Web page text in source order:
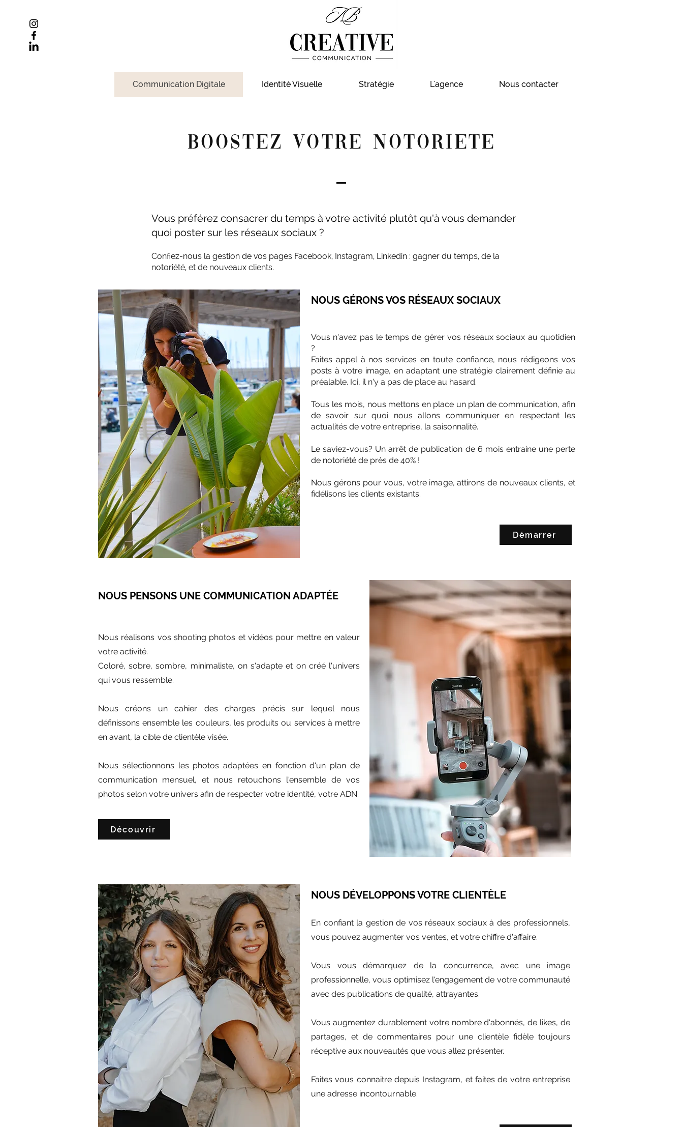
Communication Digitale Identité Visuelle Stratégie L'agence Nous contacter
BOOSTEZ VOTRE NOTORIETE
Vous préférez consacrer du temps à votre activité plutôt qu'à vous demander
quoi poster sur les réseaux sociaux ?
Confiez-nous la gestion de vos pages Facebook, Instagram, Linkedin : gagner du temps, de la
notoriété, et de nouveaux clients.
NOUS GÉRONS VOS RÉSEAUX SOCIAUX
Vous n'avez pas le temps de gérer vos réseaux sociaux au quotidien
?
Faites appel à nos services en toute confiance, nous rédigeons vos
posts à votre image, en adaptant une stratégie clairement définie au
préalable. Ici, il n'y a pas de place au hasard.
Tous les mois, nous mettons en place un plan de communication, afin
de savoir sur quoi nous allons communiquer en respectant les
actualités de votre entreprise, la saisonnalité.
Le saviez-vous? Un arrêt de publication de 6 mois entraine une perte
de notoriété de près de 40% !
Nous gérons pour vous, votre image, attirons de nouveaux clients, et
fidélisons les clients existants.
Démarrer
NOUS PENSONS UNE COMMUNICATION ADAPTÉE
Nous réalisons vos shooting photos et vidéos pour mettre en valeur
votre activité.
Coloré, sobre, sombre, minimaliste, on s'adapte et on créé l'univers
qui vous ressemble.
Nous créons un cahier des charges précis sur lequel nous
définissons ensemble les couleurs, les produits ou services à mettre
en avant, la cible de clientèle visée.
Nous sélectionnons les photos adaptées en fonction d'un plan de
communication mensuel, et nous retouchons l'ensemble de vos
photos selon votre univers afin de respecter votre identité, votre ADN.
Découvrir
NOUS DÉVELOPPONS VOTRE CLIENTÈLE
En confiant la gestion de vos réseaux sociaux à des professionnels,
vous pouvez augmenter vos ventes, et votre chiffre d'affaire.
Vous vous démarquez de la concurrence, avec une image
professionnelle, vous optimisez l'engagement de votre communauté
avec des publications de qualité, attrayantes.
Vous augmentez durablement votre nombre d'abonnés, de likes, de
partages, et de commentaires pour une clientèle fidèle toujours
réceptive aux nouveautés que vous allez présenter.
Faites vous connaitre depuis Instagram, et faites de votre entreprise
une adresse incontournable.